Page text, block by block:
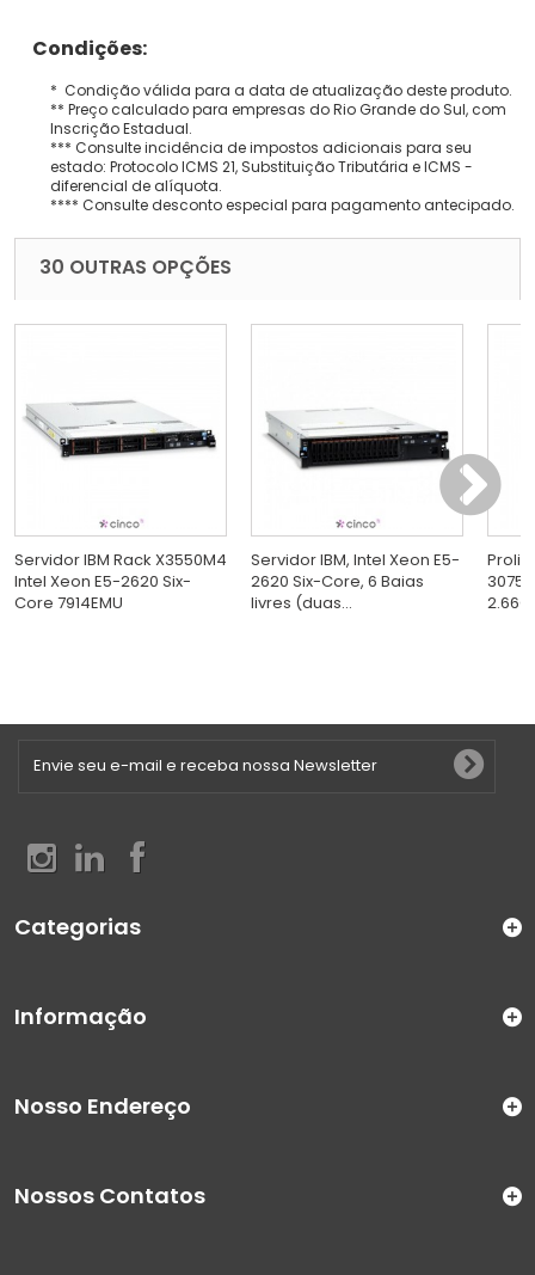
Condições:
* Condição válida para a data de atualização deste produto.
** Preço calculado para empresas do Rio Grande do Sul, com
Inscrição Estadual.
*** Consulte incidência de impostos adicionais para seu
estado: Protocolo ICMS 21, Substituição Tributária e ICMS -
diferencial de alíquota.
**** Consulte desconto especial para pagamento antecipado.
30 OUTRAS OPÇÕES
Servidor IBM Rack X3550M4
Intel Xeon E5-2620 Six-
Core 7914EMU
Servidor IBM, Intel Xeon E5-
2620 Six-Core, 6 Baias
livres (duas...
3075
Categorias
Informação
Nosso Endereço
Nossos Contatos